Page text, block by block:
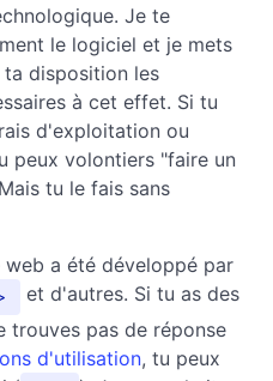
Je te
le logiciel et je mets
disposition les
à cet effet. Si tu
d'exploitation ou
peux volontiers "faire un
tu le fais sans
a été développé par
et d'autres. Si tu as des
trouves pas de réponse
d'utilisation, tu peux